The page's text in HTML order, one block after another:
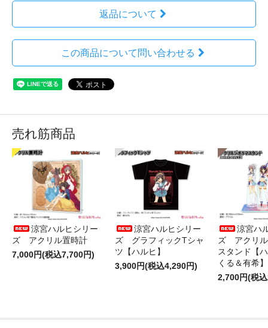
返品について
この商品について問い合わせる
売れ筋商品
涼宮ハルヒシリー
ズ アクリル置時計
7,000円(税込7,700円)
涼宮ハルヒシリー
ズ グラフィックTシャ
ツ【ハルヒ】
3,900円(税込4,290円)
涼宮ハ
ズ アクリル
スタンド【
くる＆有希】
2,700円(税